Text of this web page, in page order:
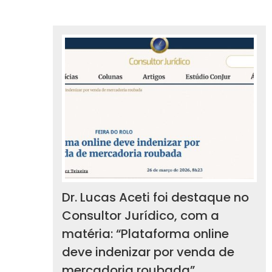
Dr. Lucas Aceti foi destaque no
Consultor Jurídico, com a
matéria: “Plataforma online
deve indenizar por venda de